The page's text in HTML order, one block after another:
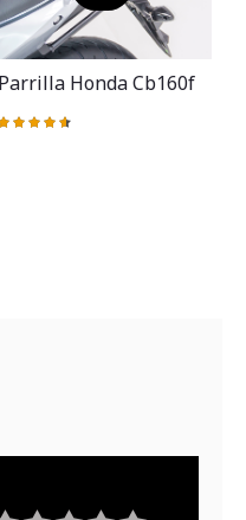
Parrilla Honda Cb160f